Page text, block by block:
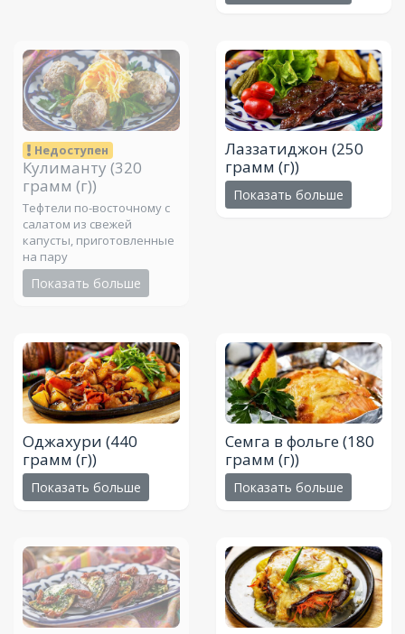
Недоступен
Кулиманту (320
грамм (г))
Тефтели по-восточному с
салатом из свежей
капусты, приготовленные
на пару
Показать больше
Лаззатиджон (250
грамм (г))
Показать больше
Оджахури (440
грамм (г))
Показать больше
Семга в фольге(180
грамм (г))
Показать больше